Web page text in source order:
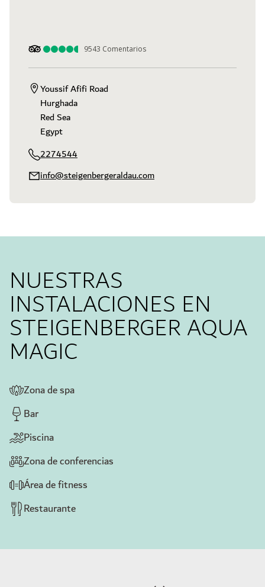
9543 Comentarios
Youssif Afifi Road
Hurghada
Red Sea
Egypt
2274544
info@steigenbergeraldau.com
NUESTRAS
INSTALACIONES EN
STEIGENBERGER AQUA
MAGIC
Zona de spa
Bar
Piscina
Zona de conferencias
Área de fitness
Restaurante